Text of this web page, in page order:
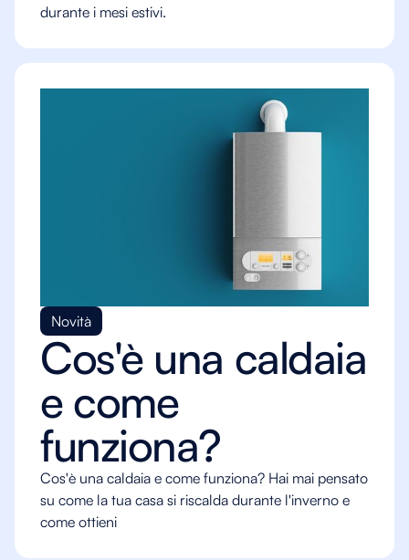
durante i mesi estivi.
Novità
Cos'è una caldaia
e come
funziona?
Cos'è una caldaia e come funziona? Hai mai pensato
su come la tua casa si riscalda durante l'inverno e
come ottieni